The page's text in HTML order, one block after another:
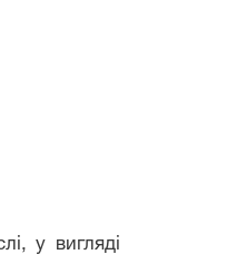
, у вигляді